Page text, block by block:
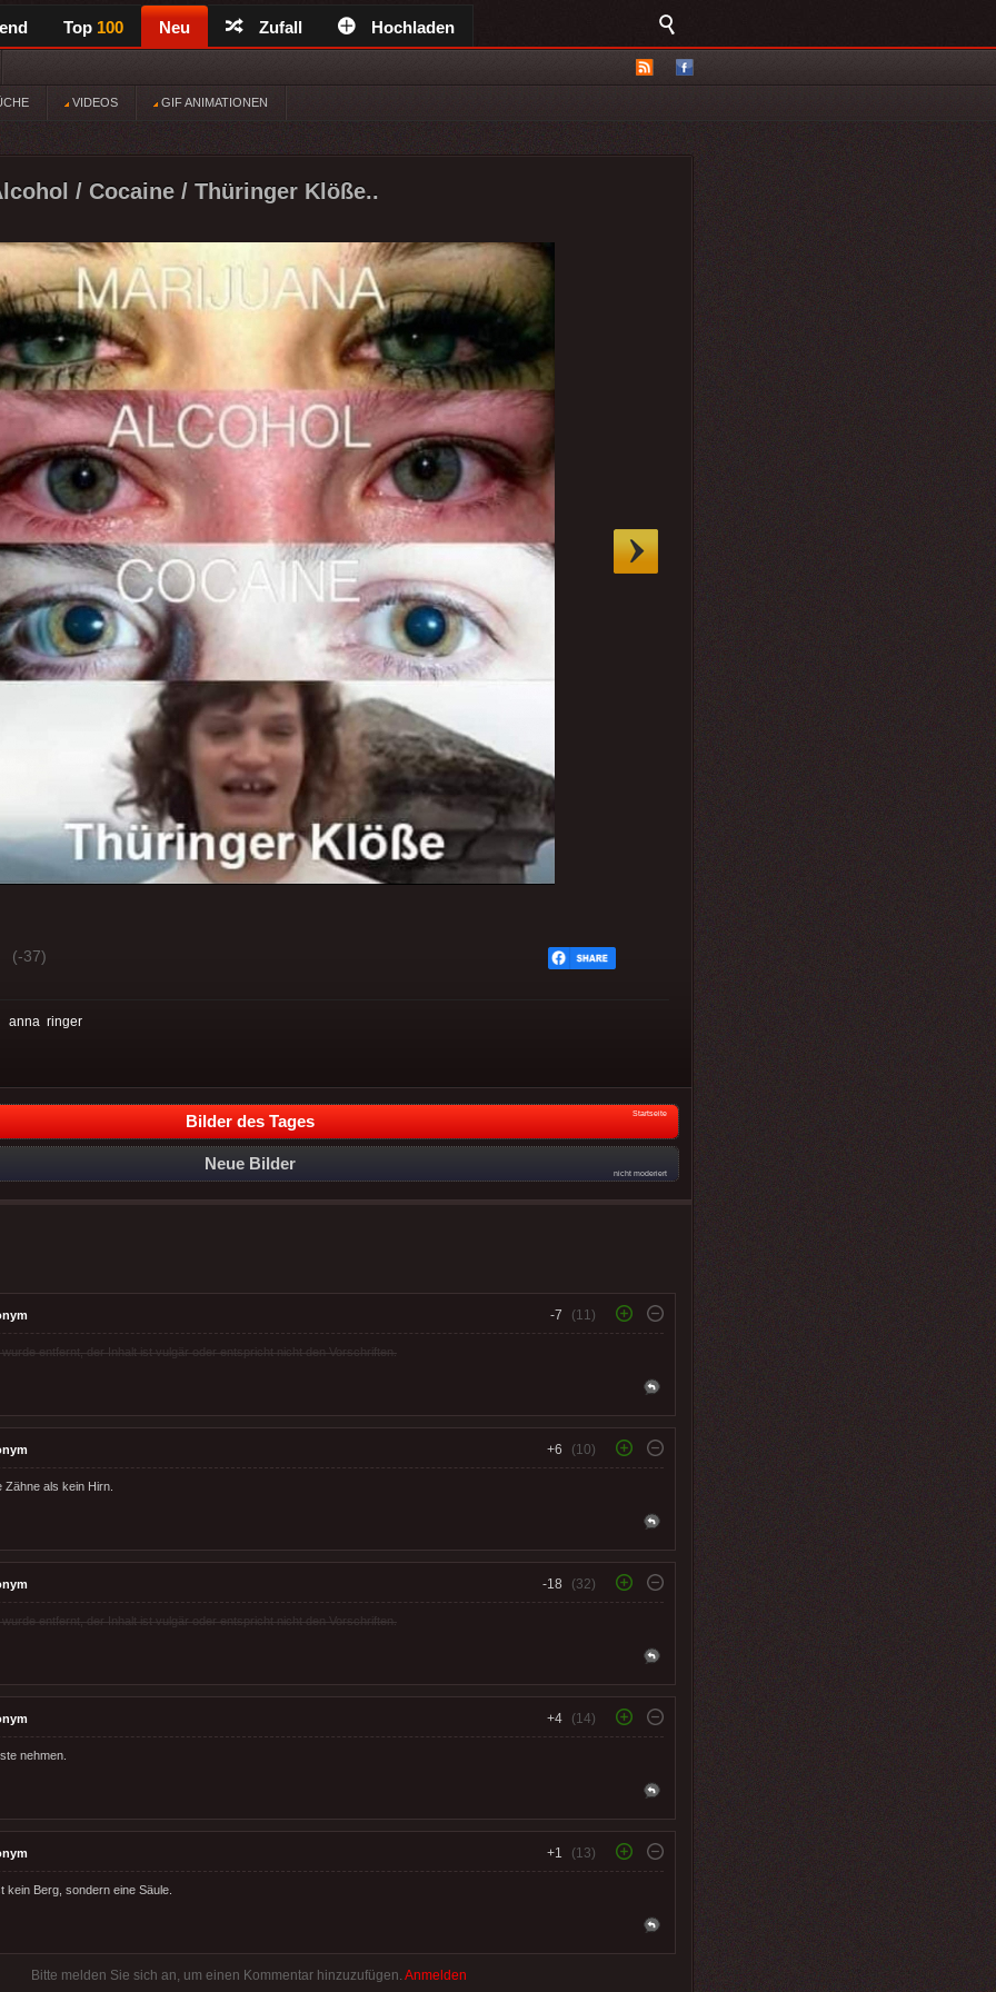
Top 100 Neu Zufall Hochladen
VIDEOS GIF ANIMATIONEN
/ Cocaine / Thüringer Klöße..
(-37)
anna ringer
Bilder des Tages Startseite
Neue Bilder
nicht moderiert
-7 (11)
entfernt, der Inhalt ist vulgär oder entspricht nicht den Vorschriften.
+6 (10)
als kein Hirn.
-18 (32)
entfernt, der Inhalt ist vulgär oder entspricht nicht den Vorschriften.
+4 (14)
nehmen.
+1 (13)
kein Berg, sondern eine Säule.
Bitte melden Sie sich an, um einen Kommentar hinzuzufügen. Anmelden